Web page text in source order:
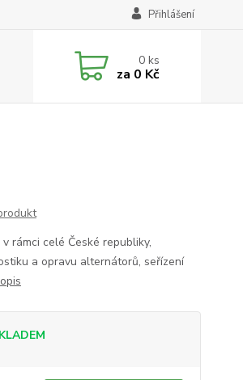
Přihlášení
0ks
za 0 Kč
rámci celé České republiky,
a opravu alternátorů, seřízení